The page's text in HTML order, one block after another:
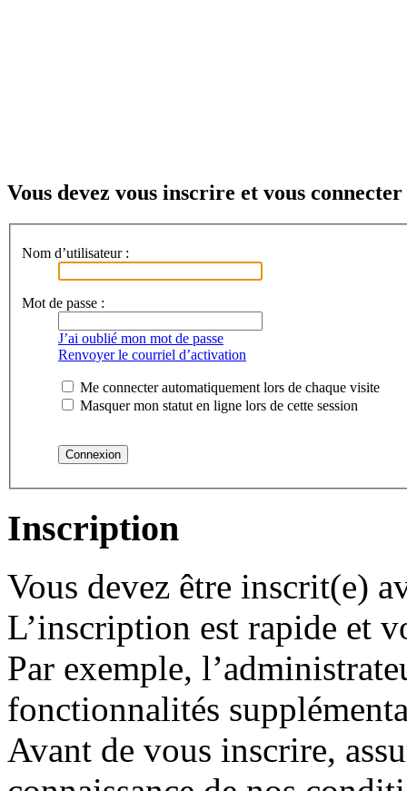
Vous devez vous inscrire et vous
Nom d’utilisateur :
Mot de passe :
J’ai oublié mon mot de passe
Renvoyer le courriel d’activation
Me connecter automatiquement lors de chaque visite
Masquer mon statut en ligne lors de cette session
Inscription
Vous devez être inscrit(e)
L’inscription est rapide et
Par exemple,
fonctionnalités
Avant de vous inscrire,